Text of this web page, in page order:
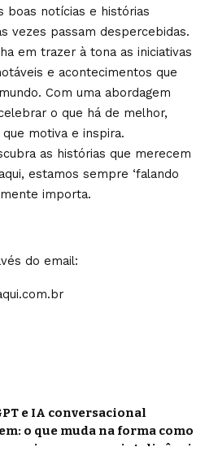
boas notícias e histórias
vezes passam despercebidas.
em trazer à tona as iniciativas
e acontecimentos que
Com uma abordagem
o que há de melhor,
motiva e inspira.
as histórias que merecem
estamos sempre ‘falando
importa.
do email:
e IA conversacional
o que muda na forma como
com a inteligência